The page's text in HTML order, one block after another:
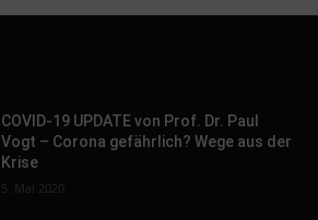
COVID-19 UPDATE von Prof. Dr. Paul
Vogt – Corona gefährlich? Wege aus der
Krise
5. Mai 2020